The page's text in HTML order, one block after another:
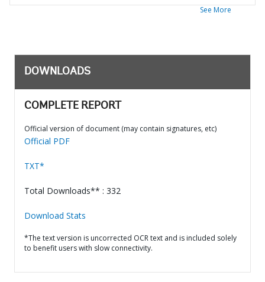
See More
DOWNLOADS
COMPLETE REPORT
Official version of document (may contain signatures, etc)
Official PDF
TXT*
Total Downloads** : 332
Download Stats
*The text version is uncorrected OCR text and is included solely
to benefit users with slow connectivity.